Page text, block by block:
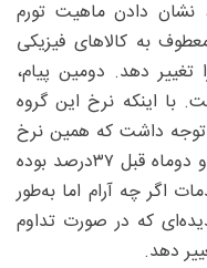
نشان دادن ماهیت تورم
به کالاهای فیزیکی
دهد. دومین پیام،
با اینکه نرخ این گروه
توجه داشت که همین نرخ
۴۲درصدی، تنها یک ماه قبل ۳۹‌درصد و دوماه قبل ۳۷‌درصد بوده
اگر چه آرام اما به‌طور
که در صورت تداوم
دهد.